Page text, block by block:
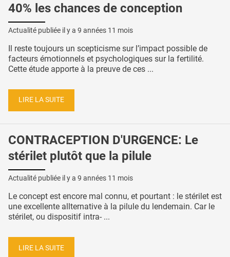
40% les chances de conception
Actualité publiée il y a 9 années 11 mois
Il reste toujours un scepticisme sur l’impact possible de
facteurs émotionnels et psychologiques sur la fertilité.
Cette étude apporte à la preuve de ces ...
LIRE LA SUITE
CONTRACEPTION D'URGENCE: Le
stérilet plutôt que la pilule
Actualité publiée il y a 9 années 11 mois
Le concept est encore mal connu, et pourtant : le stérilet est
une excellente allternative à la pilule du lendemain. Car le
stérilet, ou dispositif intra- ...
LIRE LA SUITE